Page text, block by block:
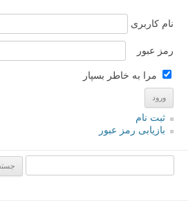
نام کاربری
رمز عبور
مرا به خاطر بسپار
ثبت نام
بازیابی رمز عبور